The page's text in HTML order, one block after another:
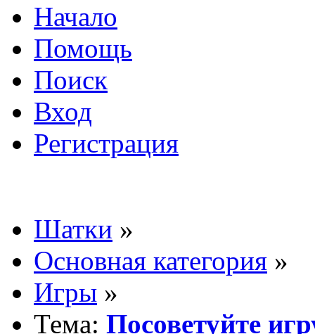
Начало
Помощь
Поиск
Вход
Регистрация
Шатки »
Основная категория »
Игры »
Тема: Посоветуйте